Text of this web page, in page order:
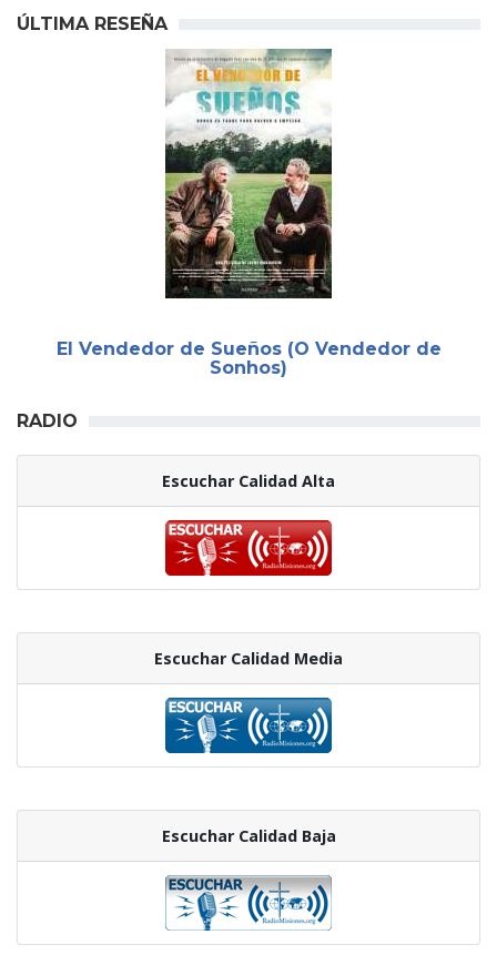
ÚLTIMA RESEÑA
El Vendedor de Sueños (O Vendedor de
Sonhos)
RADIO
Escuchar Calidad Alta
Escuchar Calidad Media
Escuchar Calidad Baja